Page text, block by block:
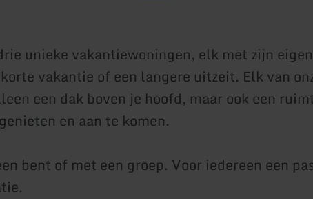
unieke vakantiewoningen, elk met zijn
vakantie of een langere uitzeit. Elk van
een dak boven je hoofd, maar ook een
en aan te komen.
bent of met een groep. Voor iedereen een